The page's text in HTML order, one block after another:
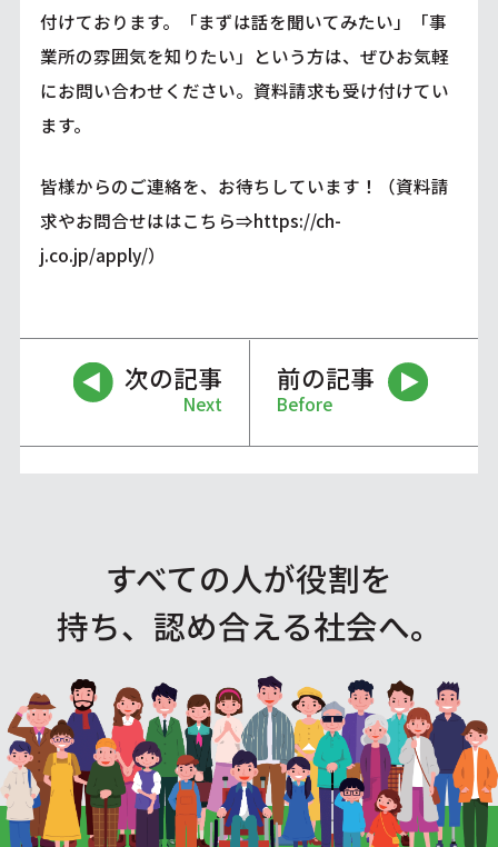
付けております。「まずは話を聞いてみたい」「事
業所の雰囲気を知りたい」という方は、ぜひお気軽
にお問い合わせください。資料請求も受け付けてい
ます。
皆様からのご連絡を、お待ちしています！（資料請
求やお問合せははこちら⇒https://ch-
j.co.jp/apply/）
次の記事
Next
前の記事
Before
すべての人が役割を
持ち、認め合える社会へ。